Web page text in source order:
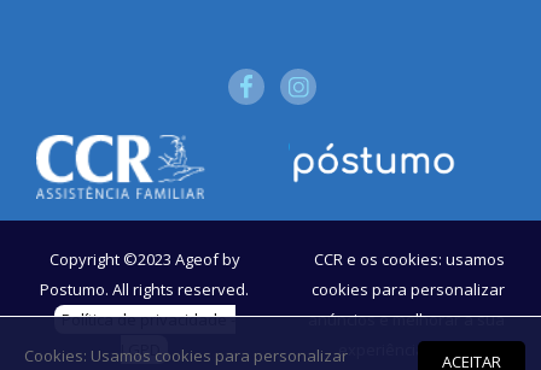
Cookies: Usamos cookies para personalizar ACEITAR
Copyright ©2023 Ageof by
Postumo. All rights reserved.
Política de privacidade -
LGPD
CCR e os cookies: usamos
cookies para personalizar
anúncios e melhorar a sua
experiência no site. Ao